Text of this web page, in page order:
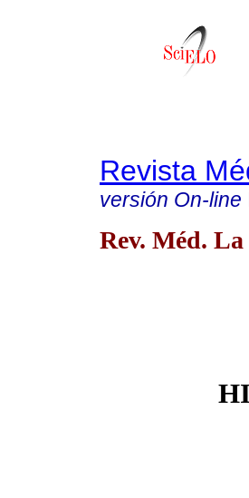
Revista
versión On-line
Rev. Méd.